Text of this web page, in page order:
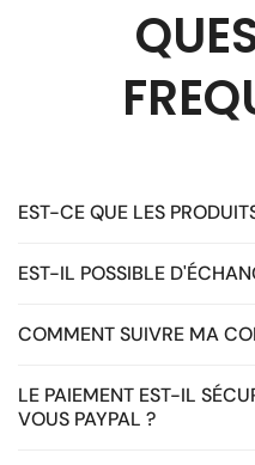
EST-CE QUE LES
EST-IL POSSIBLE
COMMENT SUIVRE MA
LE PAIEMENT EST-IL
VOUS PAYPAL ?